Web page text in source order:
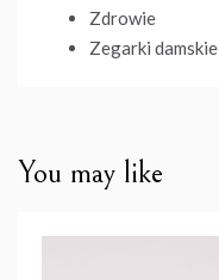
Zdrowie
Zegarki damskie
You may like